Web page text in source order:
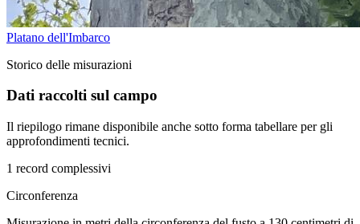
Platano dell'Imbarco
Storico delle misurazioni
Dati raccolti sul campo
Il riepilogo rimane disponibile anche sotto forma tabellare per gli
approfondimenti tecnici.
1 record complessivi
Circonferenza